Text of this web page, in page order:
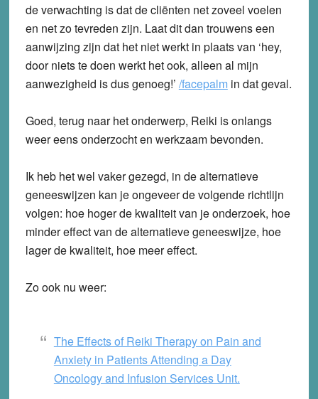
de verwachting is dat de cliënten net zoveel voelen
en net zo tevreden zijn. Laat dit dan trouwens een
aanwijzing zijn dat het niet werkt in plaats van ‘hey,
door niets te doen werkt het ook, alleen al mijn
aanwezigheid is dus genoeg!’ /facepalmin dat geval.
Goed, terug naar het onderwerp, Reiki is onlangs
weer eens onderzocht en werkzaam bevonden.
Ik heb het wel vaker gezegd, in de alternatieve
geneeswijzen kan je ongeveer de volgende richtlijn
volgen: hoe hoger de kwaliteit van je onderzoek, hoe
minder effect van de alternatieve geneeswijze, hoe
lager de kwaliteit, hoe meer effect.
Zo ook nu weer:
The Effects of Reiki Therapy on Pain and
Anxiety in Patients Attending a Day
Oncology and Infusion Services Unit.